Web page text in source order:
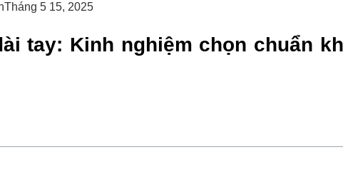
Tháng 5 15, 2025
tay: Kinh nghiệm chọn chuẩn